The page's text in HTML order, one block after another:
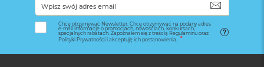
Chcę otrzymywać Newsletter. Chcę otrzymywać na podany adres
e-mail informacje o promocjach, nowościach, konkursach,
specjalnych rabatach. Zapoznałem się z treścią Regulaminu oraz
Polityki Prywatności i akceptuję ich postanowienia.